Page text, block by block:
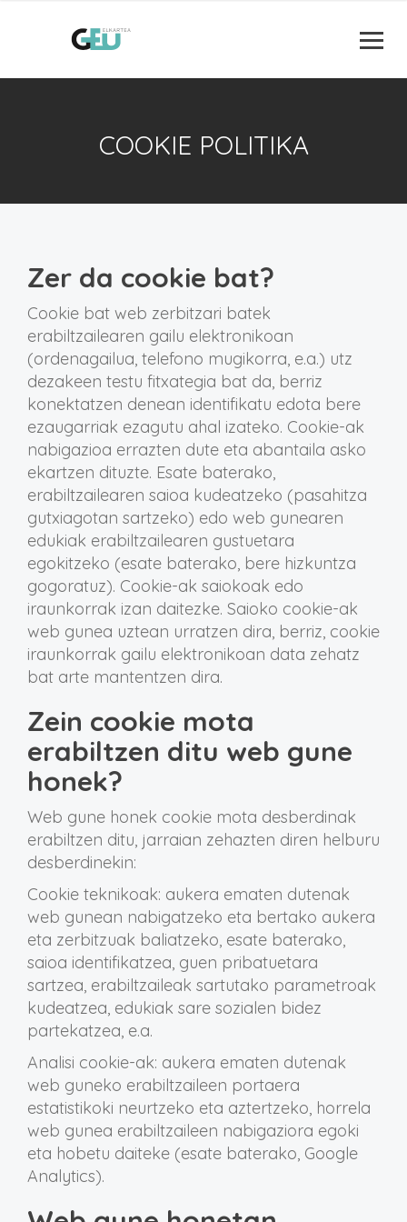
COOKIE POLITIKA
Zer da cookie bat?
Cookie bat web zerbitzari batek
erabiltzailearen gailu elektronikoan
(ordenagailua, telefono mugikorra, e.a.) utz
dezakeen testu fitxategia bat da, berriz
konektatzen denean identifikatu edota bere
ezaugarriak ezagutu ahal izateko. Cookie-ak
nabigazioa errazten dute eta abantaila asko
ekartzen dituzte. Esate baterako,
erabiltzailearen saioa kudeatzeko (pasahitza
gutxiagotan sartzeko) edo web gunearen
edukiak erabiltzailearen gustuetara
egokitzeko (esate baterako, bere hizkuntza
gogoratuz). Cookie-ak saiokoak edo
iraunkorrak izan daitezke. Saioko cookie-ak
web gunea uztean urratzen dira, berriz, cookie
iraunkorrak gailu elektronikoan data zehatz
bat arte mantentzen dira.
Zein cookie mota
erabiltzen ditu web gune
honek?
Web gune honek cookie mota desberdinak
erabiltzen ditu, jarraian zehazten diren helburu
desberdinekin:
Cookie teknikoak: aukera ematen dutenak
web gunean nabigatzeko eta bertako aukera
eta zerbitzuak baliatzeko, esate baterako,
saioa identifikatzea, guen pribatuetara
sartzea, erabiltzaileak sartutako parametroak
kudeatzea, edukiak sare sozialen bidez
partekatzea, e.a.
Analisi cookie-ak: aukera ematen dutenak
web guneko erabiltzaileen portaera
estatistikoki neurtzeko eta aztertzeko, horrela
web gunea erabiltzaileen nabigaziora egoki
eta hobetu daiteke (esate baterako, Google
Analytics).